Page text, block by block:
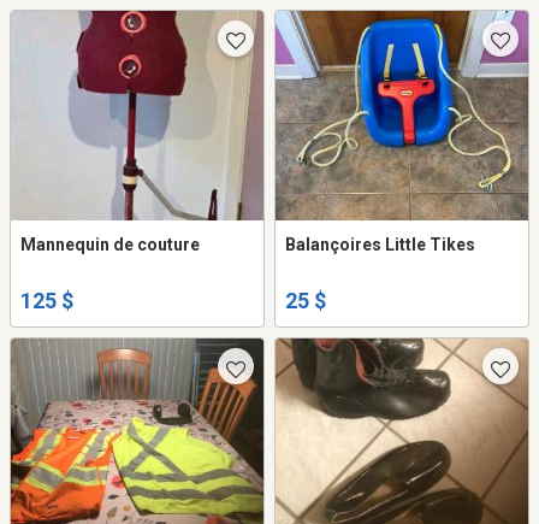
Mannequin de couture
125 $
Balançoires Little Tikes
25 $